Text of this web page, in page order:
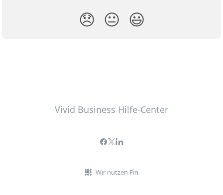
😞 😐 😃
Vivid Business Hilfe-Center
Wir nutzen Fin